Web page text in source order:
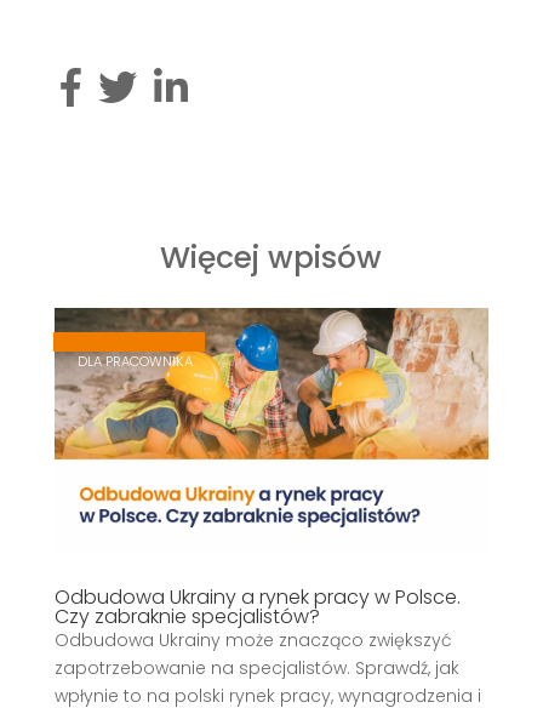
Więcej wpisów
Odbudowa Ukrainy a rynek pracy w Polsce.
Czy zabraknie specjalistów?
DLA PRACOWNIKA
Odbudowa Ukrainy może znacząco zwiększyć
zapotrzebowanie na specjalistów. Sprawdź, jak
wpłynie to na polski rynek pracy, wynagrodzenia i